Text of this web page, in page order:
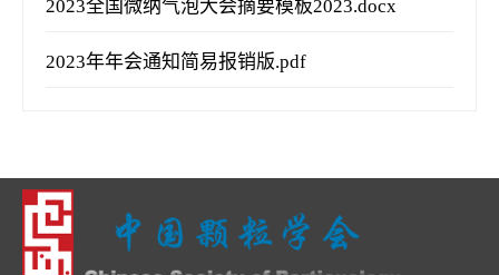
2023全国微纳气泡大会摘要模板2023.docx
2023年年会通知简易报销版.pdf